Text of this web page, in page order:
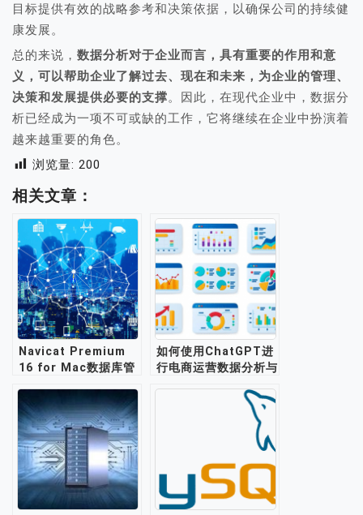
目标提供有效的战略参考和决策依据，以确保公司的持续健
康发展。
总的来说， 数据分析对于企业而言，具有重要的作用和意
义，可以帮助企业了解过去、现在和未来，为企业的管理、
决策和发展提供必要的支撑。因此，在现代企业中，数据分
析已经成为一项不可或缺的工作，它将继续在企业中扮演着
越来越重要的角色。
浏览量: 200
相关文章：
Navicat Premium
16 for Mac数据库管
如何使用ChatGPT进
行电商运营数据分析与